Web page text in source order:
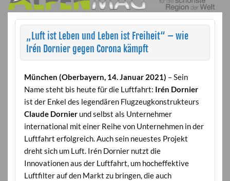
„Luft ist Leben und Leben ist Freiheit“ – wie
Irén Dornier gegen Corona kämpft
München (Oberbayern, 14. Januar 2021) – Sein
Name steht bis heute für die Luftfahrt: Irén Dornier
ist der Enkel des legendären Flugzeugkonstrukteurs
Claude Dornierund selbst als Unternehmer
international mit einer Reihe von Unternehmen in der
Luftfahrt erfolgreich. Auch sein neuestes Projekt
dreht sich um Luft. Irén Dornier nutzt die
Innovationen aus der Luftfahrt, um hocheffektive
Luftfilter auf den Markt zu bringen, die auch